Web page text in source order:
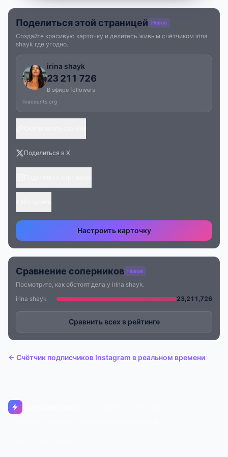
Поделиться этой страницей Новое
Создайте красивую карточку и делитесь живым счётчиком irina
shayk где угодно.
irina shayk
23 211 726
В эфире followers
livecounts.org
Поделиться в X
Настроить карточку
Сравнение соперников Новое
Посмотрите, как обстоят дела у irina shayk.
irina shayk
23,211,726
Сравнить всех в рейтинге
← Счётчик подписчиков Instagram в реальном времени